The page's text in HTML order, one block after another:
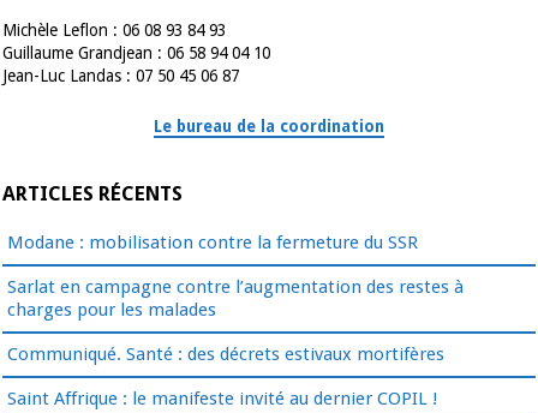
Michèle Leflon : 06 08 93 84 93
Guillaume Grandjean : 06 58 94 04 10
Jean-Luc Landas : 07 50 45 06 87
Le bureau de la coordination
ARTICLES RÉCENTS
Modane : mobilisation contre la fermeture du SSR
Sarlat en campagne contre l’augmentation des restes à
charges pour les malades
Communiqué. Santé : des décrets estivaux mortifères
Saint Affrique : le manifeste invité au dernier COPIL !